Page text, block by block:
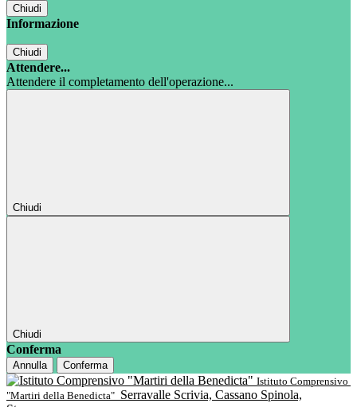
Chiudi
Informazione
Chiudi
Attendere...
Attendere il completamento dell'operazione...
Chiudi
Chiudi
Conferma
Annulla
Conferma
Istituto Comprensivo
"Martiri della Benedicta" Serravalle Scrivia, Cassano Spinola,